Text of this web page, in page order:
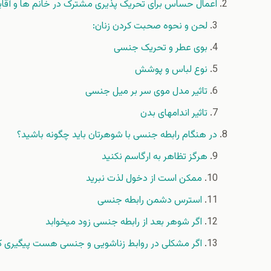
اعمال حساس برای تحریک پذیری مشترک در خانم ها و
لحن و نحوه صحبت کردن زنان:
بوی عطر و تحریک جنسی
نوع لباس و پوشش
تاثیر مدل موی سر بر میل جنسی
تاثیر اندامهای بدن
در هنگام رابطه جنسی با شوهرتان باید چگونه باشید؟
هرگز تظاهر به ارگاسم نکنید
ممکن است از دخول لذت نبرید
استرس دشمن رابطه جنسی
اگر شوهر بعد از رابطه جنسی زود میخوابد
اگر مشکلی در روابط زناشویی و جنسی هست پیگیری